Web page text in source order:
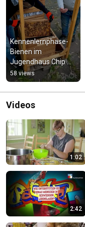
Kennenlernphase-
Bienen im
Jugendhaus Chip 🐝
🌻🍃🍯
58 views
Videos
1:02
2:42